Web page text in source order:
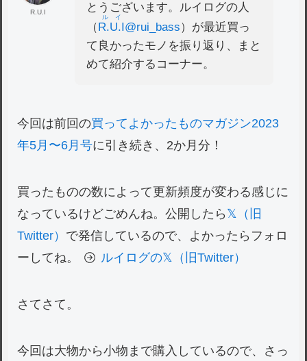
R.U.I
とうございます。ルイログの人
（ R.U.I
ルイ
@rui_bass）が最近買っ
て良かったモノを振り返り、まと
めて紹介するコーナー。
今回は前回の買ってよかったものマガジン2023
年5月〜6月号に引き続き、2か月分！
買ったものの数によって更新頻度が変わる感じに
なっているけどごめんね。公開したら 𝕏（旧
Twitter） で発信しているので、よかったらフォロ
ーしてね。
ルイログの𝕏（旧Twitter）
さてさて。
今回は大物から小物まで購入しているので、さっ